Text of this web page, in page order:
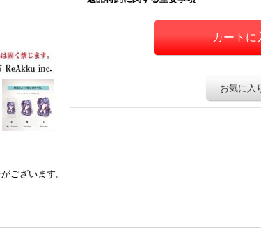
お気に入
ございます。